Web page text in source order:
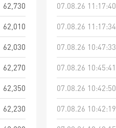
62,730
62,010
62,030
62,270
62,350
62,230
07.08.26 11:17:40
07.08.26 11:17:34
07.08.26 10:47:33
07.08.26 10:45:41
07.08.26 10:42:50
07.08.26 10:42:19